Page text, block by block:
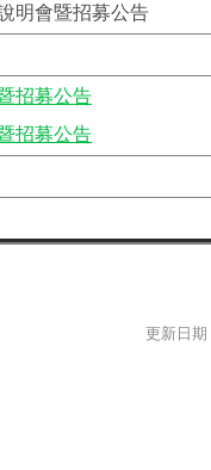
明會暨招募公告
招募公告
招募公告
更新日期